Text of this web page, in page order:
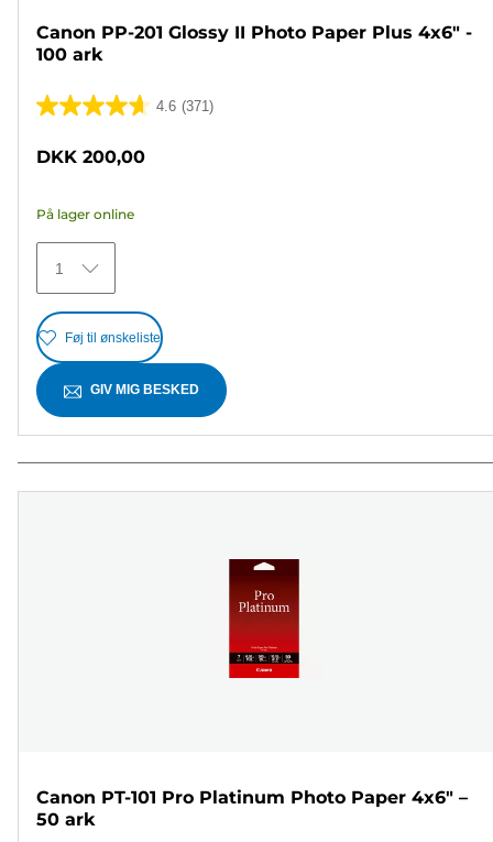
Canon PP-201 Glossy II Photo Paper Plus 4x6" -
100 ark
4.6 (371)
4.6
stjerner.
371
anmeldelser
DKK 200,00
På lager online
1
Føj til ønskeliste
GIV MIG BESKED
Canon PT-101 Pro Platinum Photo Paper 4x6" –
50 ark